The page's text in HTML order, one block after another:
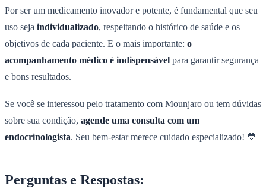
Por ser um medicamento inovador e potente, é fundamental que seu
uso seja individualizado, respeitando o histórico de saúde e os
objetivos de cada paciente. E o mais importante: o
acompanhamento médico é indispensável para garantir segurança
e bons resultados.
Se você se interessou pelo tratamento com Mounjaro ou tem dúvidas
sobre sua condição, agende uma consulta com um
endocrinologista. Seu bem-estar merece cuidado especializado! 💙
Perguntas e Respostas: